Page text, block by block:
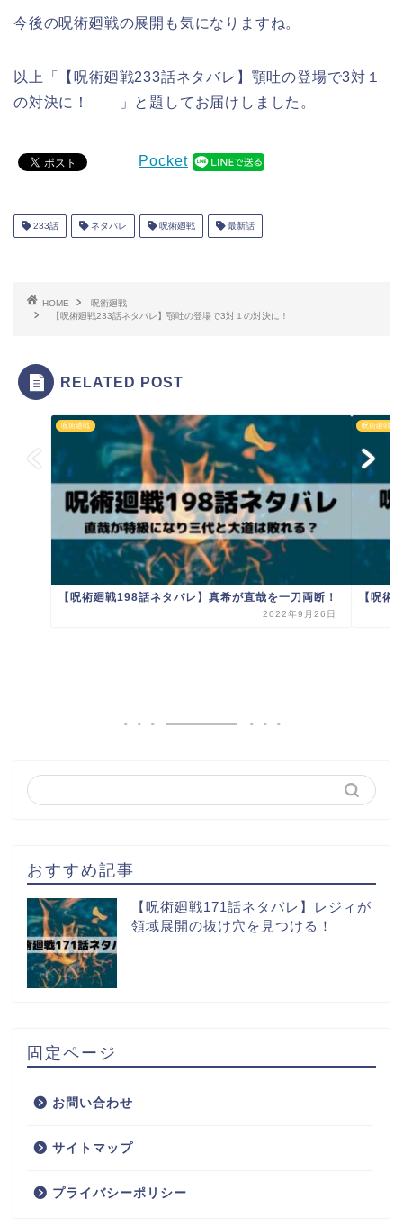
今後の呪術廻戦の展開も気になりますね。
以上「【呪術廻戦233話ネタバレ】顎吐の登場で3対１
の対決に！ 」と題してお届けしました。
Pocket
233話 ネタバレ 呪術廻戦 最新話
HOME
呪術廻戦
【呪術廻戦233話ネタバレ】顎吐の登場で3対１の対決に！
RELATED POST
呪術廻戦
【呪術廻戦198話ネタバレ】真希が直哉を一刀両断！
2022年9月26日
呪術廻戦
【呪術
おすすめ記事
【呪術廻戦171話ネタバレ】レジィが
領域展開の抜け穴を見つける！
固定ページ
お問い合わせ
サイトマップ
プライバシーポリシー